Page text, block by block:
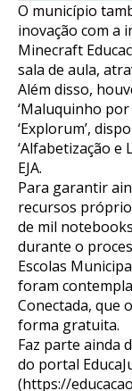
O município
inovação com a
Minecraft
sala de aula,
Além disso,
‘Maluquinho
‘Explorum’,
‘Alfabetização e
EJA.
Para garantir
recursos
de mil
durante o
Escolas
foram
Conectada, que
forma gratuita.
Faz parte ainda
do portal
(https://